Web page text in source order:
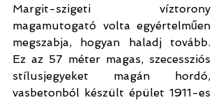
Margit-szigeti víztorony
magamutogató volta egyértelműen
megszabja, hogyan haladj tovább.
Ez az 57 méter magas, szecessziós
stílusjegyeket magán hordó,
vasbetonból készült épület 1911-es